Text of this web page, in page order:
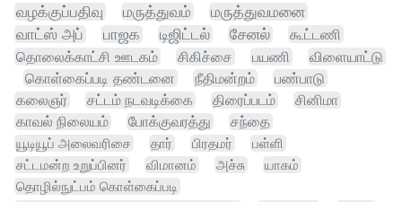
வழக்குப்பதிவு
மருத்துவம்
மருத்துவமனை
வாட்ஸ் அப்
பாஜக டிஜிட்டல் சேனல்
கூட்டணி
தொலைக்காட்சி ஊடகம்
சிகிச்சை பயணி
விளையாட்டு
கொள்கைப்படி தண்டனை
நீதிமன்றம் பண்பாடு
கலைஞர் சட்டம் நடவடிக்கை திரைப்படம்
சினிமா
காவல் நிலையம்
போக்குவரத்து
சந்தை
யூடியூப் அலைவரிசை
தார் பிரதமர்
பள்ளி
சட்டமன்ற உறுப்பினர்
விமானம் அச்சு
யாகம்
தொழில்நுட்பம் கொள்கைப்படி